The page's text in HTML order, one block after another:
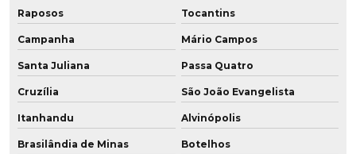
Tubulação revestida em poliuretano
Venda de chapa de poliuretano
Raposos Tocantins
Campanha Mário Campos
Santa Juliana Passa Quatro
Cruzília São João Evangelista
Itanhandu Alvinópolis
Brasilândia de Minas Botelhos